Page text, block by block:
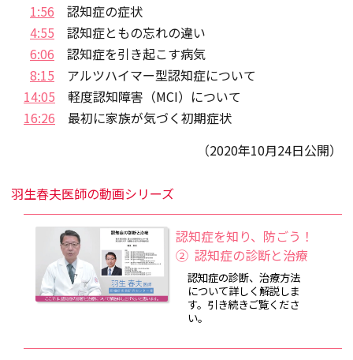
1:56 認知症の症状
4:55 認知症ともの忘れの違い
6:06 認知症を引き起こす病気
8:15 アルツハイマー型認知症について
14:05 軽度認知障害（MCI）について
16:26 最初に家族が気づく初期症状
（2020年10月24日公開）
羽生春夫医師の動画シリーズ
認知症を知り、防ごう！
② 認知症の診断と治療
認知症の診断、治療方法
について詳しく解説しま
す。引き続きご覧くださ
い。